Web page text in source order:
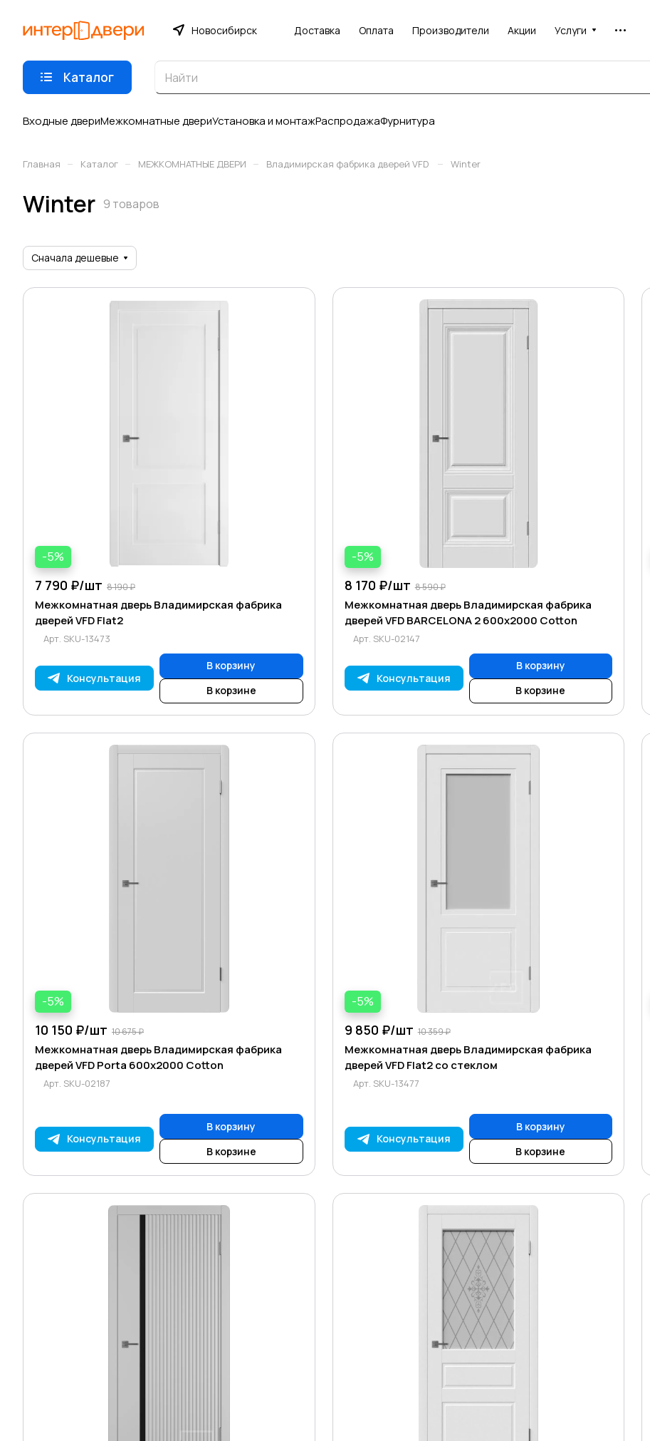
Новосибирск Доставка Оплата Производители Акции Услуги
Каталог
Входные двериМежкомнатные двериУстановка и монтажРаспродажаФурнитура
Главная – Каталог – МЕЖКОМНАТНЫЕ ДВЕРИ – Владимирская фабрика дверей VFD – Winter
Winter 9 товаров
Сначала дешевые
-5%
7 790 ₽/шт 8 190 ₽
Межкомнатная дверь Владимирская фабрика
дверей VFD Flat2
Арт. SKU-13473
Консультация
В корзину
В корзине
-5%
8 170 ₽/шт 8 590 ₽
Межкомнатная дверь Владимирская фабрика
дверей VFD BARCELONA 2 600х2000 Cotton
Арт. SKU-02147
Консультация
В корзину
В корзине
-5%
10 150 ₽/шт 10 675 ₽
Межкомнатная дверь Владимирская фабрика
дверей VFD Porta 600х2000 Cotton
Арт. SKU-02187
Консультация
В корзину
В корзине
-5%
9 850 ₽/шт 10 359 ₽
Межкомнатная дверь Владимирская фабрика
дверей VFD Flat2 со стеклом
Арт. SKU-13477
Консультация
В корзину
В корзине